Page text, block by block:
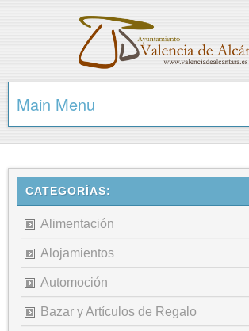
Main Menu
CATEGORÍAS:
Alimentación
Alojamientos
Automoción
Bazar y Artículos de Regalo